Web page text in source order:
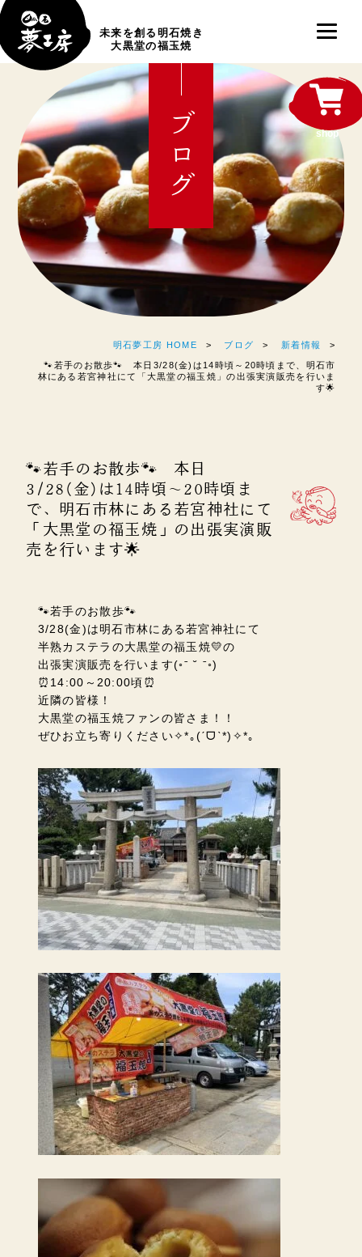
未来を創る明石焼き
大黒堂の福玉焼
ブログ
明石夢工房 HOME ブログ 新着情報
🐾若手のお散歩🐾 本日3/28(金)は14時頃～20時頃まで、明石市
林にある若宮神社にて「大黒堂の福玉焼」の出張実演販売を行いま
す🌟
🐾若手のお散歩🐾 本日
3/28(金)は14時頃～20時頃ま
で、明石市林にある若宮神社にて
「大黒堂の福玉焼」の出張実演販
売を行います🌟
🐾若手のお散歩🐾
3/28(金)は明石市林にある若宮神社にて
半熟カステラの大黒堂の福玉焼💛の
出張実演販売を行います(◦ˉ ˘ ˉ◦)
⏰14:00～20:00頃⏰
近隣の皆様！
大黒堂の福玉焼ファンの皆さま！！
ぜひお立ち寄りください✧*｡(ˊᗜˋ*)✧*｡
shop